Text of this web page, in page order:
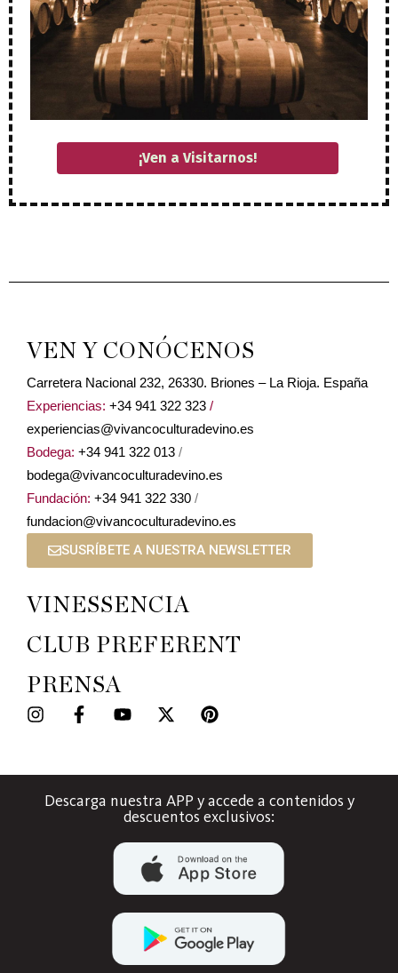
¡Ven a Visitarnos!
VEN Y CONÓCENOS
Carretera Nacional 232, 26330. Briones – La Rioja. España
Experiencias: +34 941 322 323 /
experiencias@vivancoculturadevino.es
Bodega: +34 941 322 013 /
bodega@vivancoculturadevino.es
Fundación: +34 941 322 330 /
fundacion@vivancoculturadevino.es
SUSRÍBETE A NUESTRA NEWSLETTER
VINESSENCIA
CLUB PREFERENT
PRENSA
Descarga nuestra APP y accede a contenidos y
descuentos exclusivos: